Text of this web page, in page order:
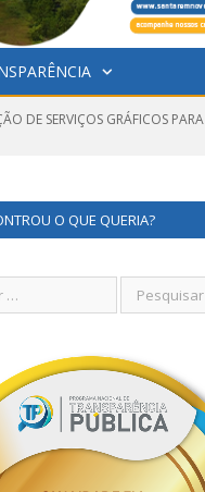
DE SERVIÇOS GRÁFICOS PARA
O QUE QUERIA?